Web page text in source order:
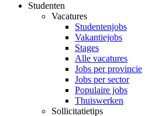
Studenten
Vacatures
Studentenjobs
Vakantiejobs
Stages
Alle vacatures
Jobs per provincie
Jobs per sector
Populaire jobs
Thuiswerken
Sollicitatietips